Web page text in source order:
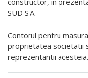
constructor, in
SUD S.A.
Contorul pentru
proprietatea societatii
reprezentantii acesteia.